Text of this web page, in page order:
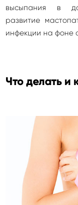
высыпания в
развитие
инфекции на фоне
Что делать и